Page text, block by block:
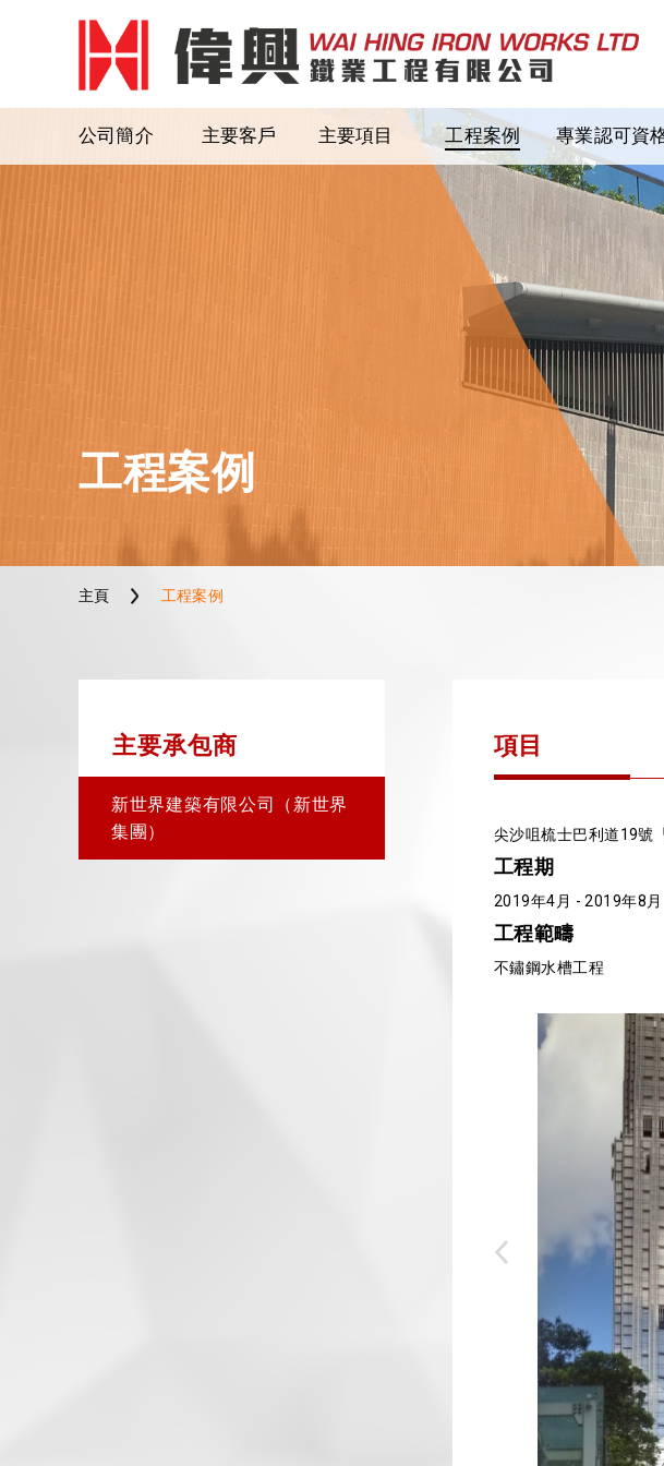
公司簡介 主要客戶 主要項目 工程案例 專業認可資
工程案例
主頁 工程案例
主要承包商
新世界建築有限公司（新世界
集團）
項目
尖沙咀梳士巴利道19號
工程期
2019年4月 - 2019年8月
工程範疇
不鏽鋼水槽工程